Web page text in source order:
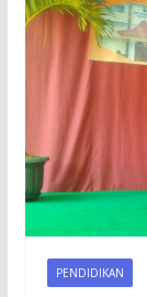
PENDIDIKAN